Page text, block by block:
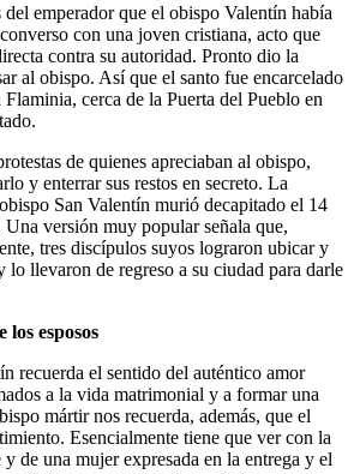
emperador que el obispo Valentín había
con una joven cristiana, acto que
contra su autoridad. Pronto dio la
al obispo. Así que el santo fue encarcelado
cerca de la Puerta del Pueblo en
de quienes apreciaban al obispo,
y enterrar sus restos en secreto. La
San Valentín murió decapitado el 14
versión muy popular señala que,
tres discípulos suyos lograron ubicar y
lo llevaron de regreso a su ciudad para darle
los esposos
recuerda el sentido del auténtico amor
a la vida matrimonial y a formar una
mártir nos recuerda, además, que el
Esencialmente tiene que ver con la
de una mujer expresada en la entrega y el